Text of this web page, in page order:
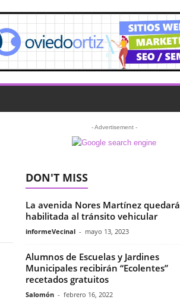
- Advertisement -
DON'T MISS
La avenida Nores Martínez quedará
habilitada al tránsito vehicular
informeVecinal - mayo 13, 2023
Alumnos de Escuelas y Jardines
Municipales recibirán “Ecolentes”
recetados gratuitos
Salomón - febrero 16, 2022